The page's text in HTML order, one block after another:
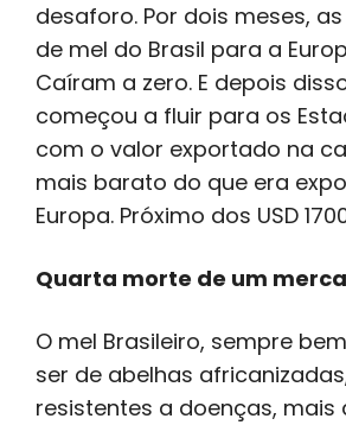
desaforo. Por dois meses,
de mel do Brasil para a
Caíram a zero. E depois
começou a fluir para os
com o valor exportado na
mais barato do que era
Europa. Próximo dos USD
Quarta morte de um
O mel Brasileiro, sempre
ser de abelhas
resistentes a doenças, mais